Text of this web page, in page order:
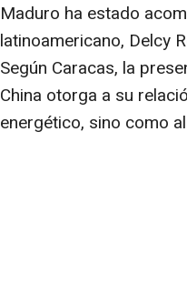
Maduro ha estado
latinoamericano, Delcy
Según Caracas, la
China otorga a su
energético, sino como